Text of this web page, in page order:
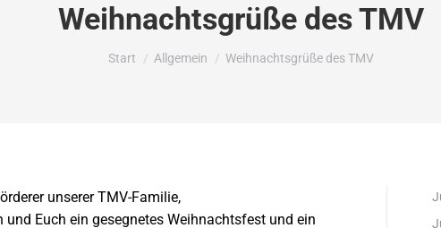
Weihnachtsgrüße des TMV
Sie befinden sich hier:
Start Allgemein Weihnachtsgrüße des TMV
unserer TMV-Familie,
Euch ein gesegnetes Weihnachtsfest und ein